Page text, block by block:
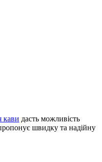
кави дасть можливість
швидку та надійну